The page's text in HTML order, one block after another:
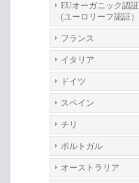
EUオーガニック認証
(ユーロリーフ認証）
フランス
イタリア
ドイツ
スペイン
チリ
ポルトガル
オーストラリア